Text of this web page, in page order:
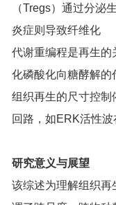
（Tregs）通过分泌
炎症则导致纤维化
代谢重编程是再生
化磷酸化向糖酵解
组织再生的尺寸控
回路，如ERK活性
研究意义与展望
该综述为理解组织再